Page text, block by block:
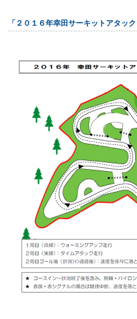
「２０１６年幸田サーキットアタッ